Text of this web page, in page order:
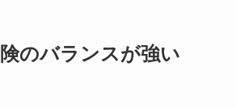
のバランスが強い